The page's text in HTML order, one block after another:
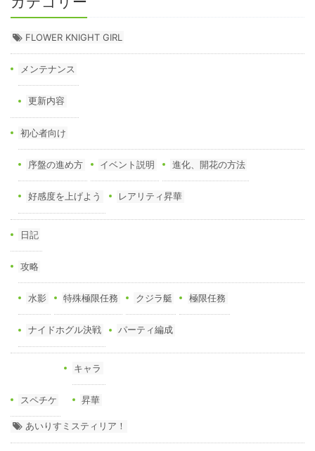
FLOWER KNIGHT GIRL
メンテナンス
更新内容
初心者向け
序盤の進め方 イベント説明 進化、開花の方法
好感度を上げよう レアリティ昇華
日記
攻略
水影 特殊極限任務 クジラ艇 極限任務
ナイドホグル決戦 パーティ編成
スペチケ
キャラ
昇華
あいりすミスティリア！